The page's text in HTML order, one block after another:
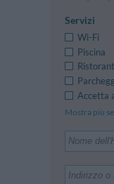
Servizi
Wi-Fi
Piscina
Accetta
Mostra più